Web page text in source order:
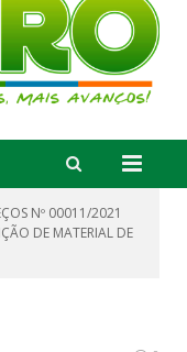
Nº 00011/2021
DE MATERIAL DE